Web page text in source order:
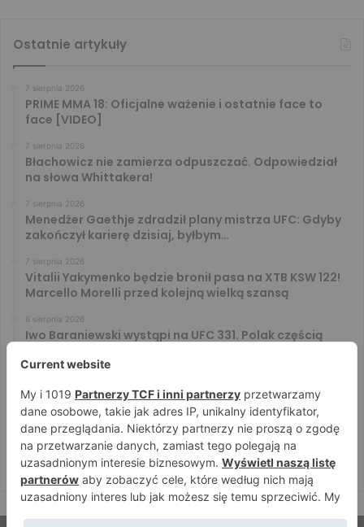
Ostatnie artykuły
7 sierpnia 2026
PRIME MMA 18: Oficjalne ważenie i ostatnie face to
face [VIDEO]
7 sierpnia 2026
Błachowicz nie zamierza odpuszczać. Odpowiedział
na słowa Whittakera!
7 sierpnia 2026
Menedżer Gaethje zdradził plany mistrza UFC: Gdyby
zakończył karierę dzisiaj, byłbym…
7 sierpnia 2026
Vitalii Yakymenko będzie bronił pasa na XTB KSW 122!
Marcello Morelli przed kolejną wielką szansą
6 sierpnia 2026
Iwo Baraniewski wystąpi na UFC 331. Polak częścią
Don Kasjo poznał rywala na FAME 32. Bartosz Szachta
przeciwnikiem Króla
6 sierpnia 2026
Niepokonany Włodarczyk zawalczy o ranking! Na XTB
KSW 122 zmierzy się z Paivą